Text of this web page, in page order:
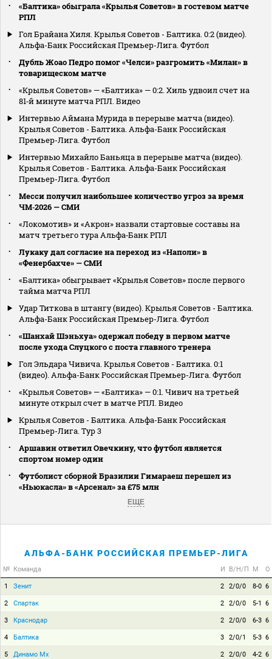
«Балтика» обыграла «Крылья Советов» в гостевом матче
РПЛ
Гол Брайана Хиля. Крылья Советов - Балтика. 0:2 (видео).
Альфа-Банк Российская Премьер-Лига. Футбол
Дубль Жоао Педро помог «Челси» разгромить «Милан» в
товарищеском матче
«Крылья Советов» — «Балтика» — 0:2. Хиль удвоил счет на
81‑й минуте матча РПЛ. Видео
Интервью Аймана Мурида в перерыве матча (видео).
Крылья Советов - Балтика. Альфа-Банк Российская
Премьер-Лига. Футбол
Интервью Михайло Баньяца в перерыве матча (видео).
Крылья Советов - Балтика. Альфа-Банк Российская
Премьер-Лига. Футбол
Месси получил наибольшее количество угроз за время
ЧМ‑2026 — СМИ
«Локомотив» и «Акрон» назвали стартовые составы на
матч третьего тура Альфа‑Банк РПЛ
Лукаку дал согласие на переход из «Наполи» в
«Фенербахче» — СМИ
«Балтика» обыгрывает «Крылья Советов» после первого
тайма матча РПЛ
Удар Титкова в штангу (видео). Крылья Советов - Балтика.
Альфа-Банк Российская Премьер-Лига. Футбол
«Шанхай Шэньхуа» одержал победу в первом матче
после ухода Слуцкого с поста главного тренера
Гол Эльдара Чивича. Крылья Советов - Балтика. 0:1
(видео). Альфа-Банк Российская Премьер-Лига. Футбол
«Крылья Советов» — «Балтика» — 0:1. Чивич на третьей
минуте открыл счет в матче РПЛ. Видео
Крылья Советов - Балтика. Альфа-Банк Российская
Премьер-Лига. Тур 3
Аршавин ответил Овечкину, что футбол является
спортом номер один
Футболист сборной Бразилии Гимараеш перешел из
«Ньюкасла» в «Арсенал» за £75 млн
ЕЩЕ
АЛЬФА-БАНК РОССИЙСКАЯ ПРЕМЬЕР-ЛИГА
№ Команда И В/Н/П М О
1 Зенит 2 2/0/0 8-0 6
2 Спартак 2 2/0/0 5-1 6
3 Краснодар 2 2/0/0 6-3 6
4 Балтика 3 2/0/1 5-3 6
5 Динамо Мх 2 2/0/0 4-2 6